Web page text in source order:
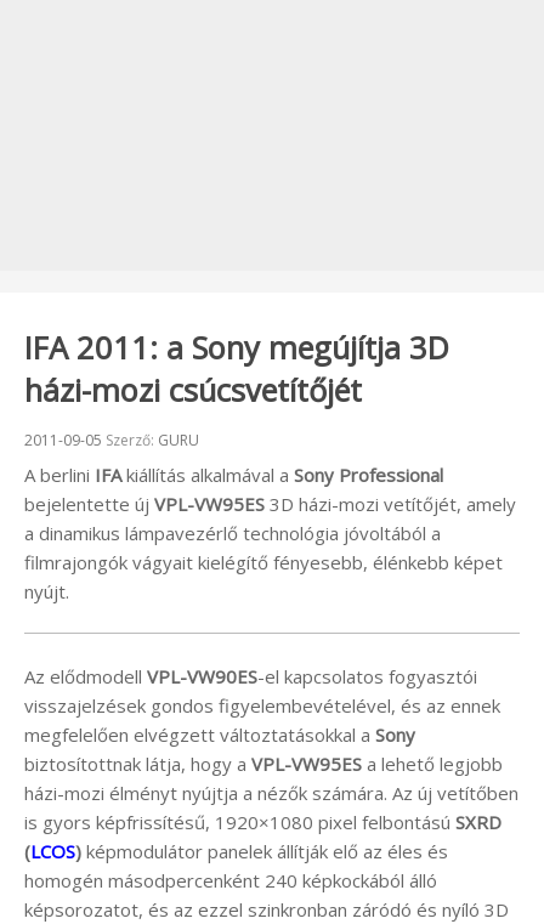
IFA 2011: a Sony megújítja 3D
házi-mozi csúcsvetítőjét
Beküldve:
2011-09-05 Szerző: GURU
A berlini IFAkiállítás alkalmával a Sony Professional
bejelentette új VPL-VW95ES 3D házi-mozi vetítőjét, amely
a dinamikus lámpavezérlő technológia jóvoltából a
filmrajongók vágyait kielégítő fényesebb, élénkebb képet
nyújt.
Az elődmodell VPL-VW90ES-el kapcsolatos fogyasztói
visszajelzések gondos figyelembevételével, és az ennek
megfelelően elvégzett változtatásokkal a Sony
biztosítottnak látja, hogy a VPL-VW95ES a lehető legjobb
házi-mozi élményt nyújtja a nézők számára. Az új vetítőben
is gyors képfrissítésű, 1920×1080 pixel felbontású SXRD
(LCOS) képmodulátor panelek állítják elő az éles és
homogén másodpercenként 240 képkockából álló
képsorozatot, és az ezzel szinkronban záródó és nyíló 3D